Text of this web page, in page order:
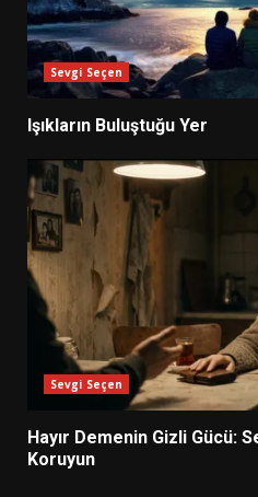
Sevgi Seçen
Işıkların Buluştuğu Yer
Sevgi Seçen
Hayır Demenin Gizli Gücü:
Koruyun